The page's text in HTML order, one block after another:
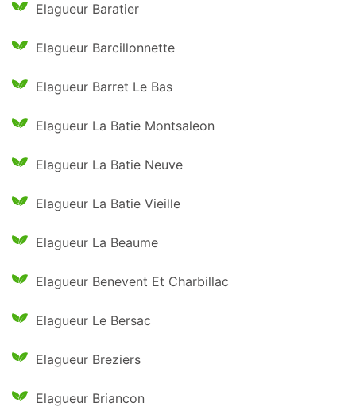
Elagueur Baratier
Elagueur Barcillonnette
Elagueur Barret Le Bas
Elagueur La Batie Montsaleon
Elagueur La Batie Neuve
Elagueur La Batie Vieille
Elagueur La Beaume
Elagueur Benevent Et Charbillac
Elagueur Le Bersac
Elagueur Breziers
Elagueur Briancon